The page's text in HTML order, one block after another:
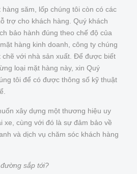
săm, lốp chúng tôi còn có các
trợ cho khách hàng. Quý khách
bảo hành đúng theo chế độ của
hàng kinh doanh, công ty chúng
với nhà sản xuất. Để được biết
loại mặt hàng này, xin Quý
tôi để có được thông số kỹ thuật
xây dựng một thương hiệu uy
xe, cùng với đó là sự đảm bảo về
và dịch vụ chăm sóc khách hàng
sắp tới?